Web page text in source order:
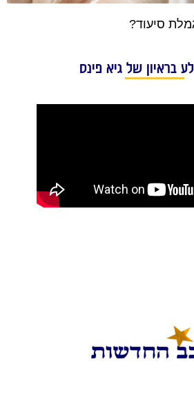
סיעוד?
בראיון של גיא פינס